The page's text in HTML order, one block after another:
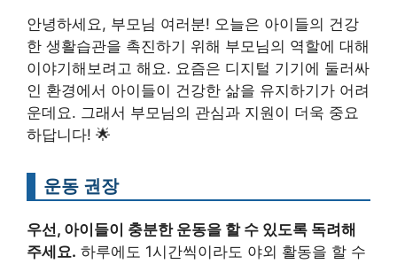
안녕하세요, 부모님 여러분! 오늘은 아이들의 건강
한 생활습관을 촉진하기 위해 부모님의 역할에 대해
이야기해보려고 해요. 요즘은 디지털 기기에 둘러싸
인 환경에서 아이들이 건강한 삶을 유지하기가 어려
운데요. 그래서 부모님의 관심과 지원이 더욱 중요
하답니다! 🌟
운동 권장
우선, 아이들이 충분한 운동을 할 수 있도록 독려해
주세요. 하루에도 1시간씩이라도 야외 활동을 할 수